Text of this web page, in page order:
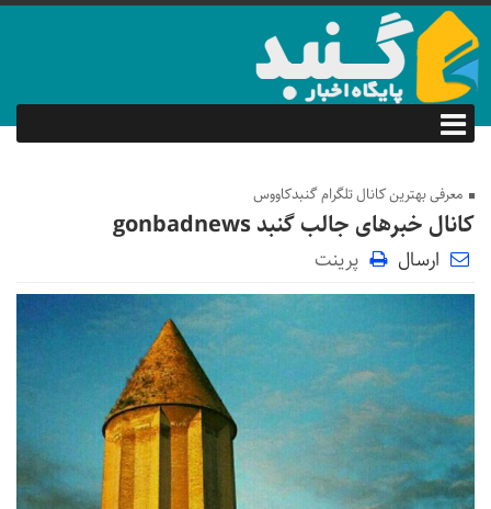
معرفی بهترین کانال تلگرام گنبدکاووس
کانال خبرهای جالب گنبد gonbadnews
ارسال پرینت